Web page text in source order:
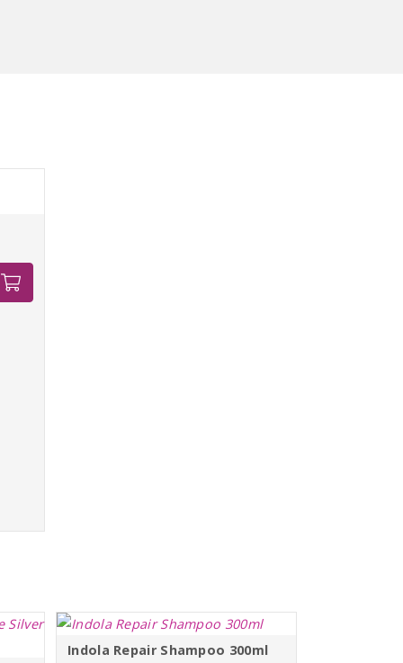
Indola Repair Shampoo 300ml